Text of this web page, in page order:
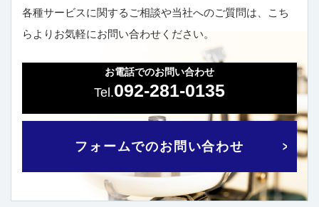
各種サービスに関するご相談や当社へのご質問は、こち
らよりお気軽にお問い合わせください。
お電話でのお問い合わせ
092-281-0135
フォームでのお問い合わせ